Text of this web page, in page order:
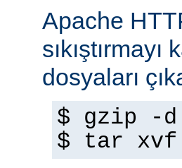
Apache
dosyaları
$ gzip -
$ tar xvf